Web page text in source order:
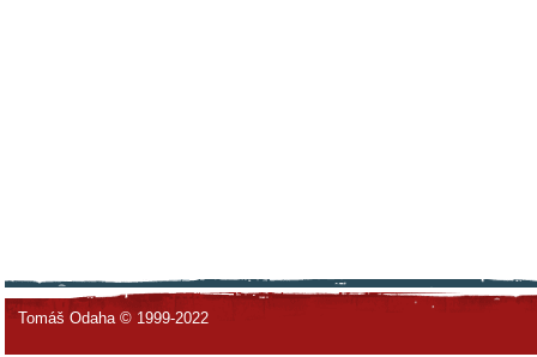
Tomáš Odaha © 1999-2022